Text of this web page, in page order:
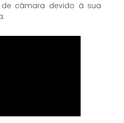
câmara devido à sua